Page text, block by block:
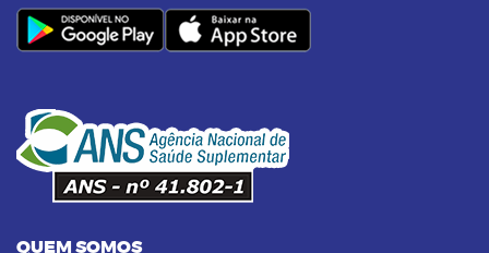
07 23/09/2023 as 14:00h
Yoga: conheça 6 benefícios dessa prática
08
benefícios dessa prática
QUEM SOMOS